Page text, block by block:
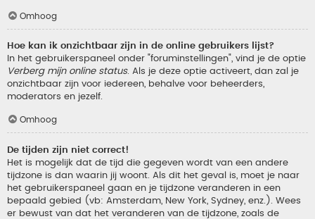
Omhoog
Hoe kan ik onzichtbaar zijn in de online gebruikers lijst?
In het gebruikerspaneel onder "foruminstellingen", vind je de optie
Verberg mijn online status. Als je deze optie activeert, dan zal je
onzichtbaar zijn voor iedereen, behalve voor beheerders,
moderators en jezelf.
Omhoog
De tijden zijn niet correct!
Het is mogelijk dat de tijd die gegeven wordt van een andere
tijdzone is dan waarin jij woont. Als dit het geval is, moet je naar
het gebruikerspaneel gaan en je tijdzone veranderen in een
bepaald gebied (vb: Amsterdam, New York, Sydney, enz.). Wees
er bewust van dat het veranderen van de tijdzone, zoals de